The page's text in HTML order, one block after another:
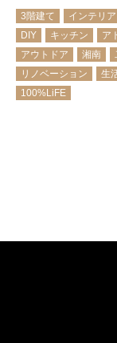
3階建て インテリア
DIY
キッチン ア
アウトドア
湘南
リノベーション
生
100%LiFE